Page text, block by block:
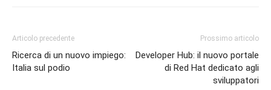
Articolo precedente
Ricerca di un nuovo impiego:
Italia sul podio
Prossimo articolo
Developer Hub: il nuovo portale
di Red Hat dedicato agli
sviluppatori